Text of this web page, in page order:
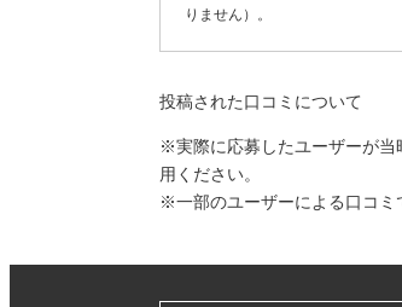
りません）。
投稿された口コミについて
※実際に応募したユーザーが当
用ください。
※一部のユーザーによる口コミ